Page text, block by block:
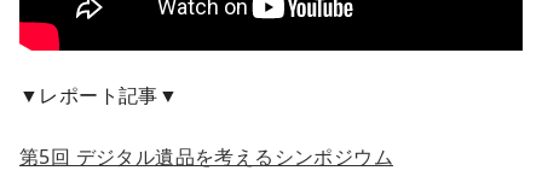
▼レポート記事▼
第5回 デジタル遺品を考えるシンポジウム